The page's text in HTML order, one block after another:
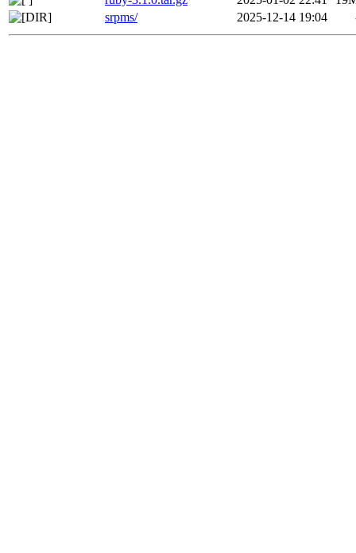
srpms/
2025-12-14 19:04